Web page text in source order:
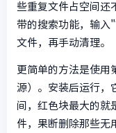
些重复文件占空间还
带的搜索功能，输入
文件，再手动清理。
更简单的方法是使用
源）。安装后运行，
间，红色块最大的就
件，果断删除那些无